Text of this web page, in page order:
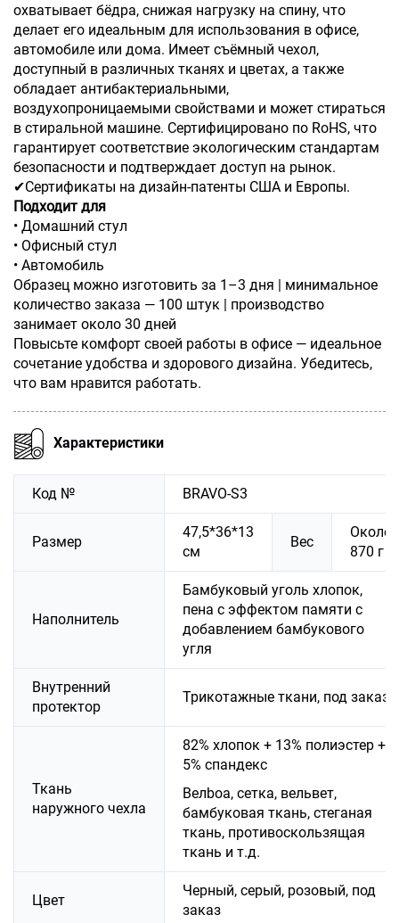
охватывает бёдра, снижая нагрузку на спину, что
делает его идеальным для использования в офисе,
автомобиле или дома. Имеет съёмный чехол,
доступный в различных тканях и цветах, а также
обладает антибактериальными,
воздухопроницаемыми свойствами и может стираться
в стиральной машине. Сертифицировано по RoHS, что
гарантирует соответствие экологическим стандартам
безопасности и подтверждает доступ на рынок.
✔Сертификаты на дизайн-патенты США и Европы.
Подходит для
• Домашний стул
• Офисный стул
• Автомобиль
Образец можно изготовить за 1–3 дня | минимальное
количество заказа — 100 штук | производство
занимает около 30 дней
Повысьте комфорт своей работы в офисе — идеальное
сочетание удобства и здорового дизайна. Убедитесь,
что вам нравится работать.
Характеристики
Код № BRAVO-S3
Размер
47,5*36*13
см
Вес
Около
870 г
Наполнитель
Бамбуковый уголь хлопок,
пена с эффектом памяти с
добавлением бамбукового
угля
Внутренний
протектор
Трикотажные ткани, под заказ
Ткань
наружного чехла
82% хлопок + 13% полиэстер +
5% спандекс
Велboa, сетка, вельвет,
бамбуковая ткань, стеганая
ткань, противоскользящая
ткань и т.д.
Цвет
Черный, серый, розовый, под
заказ